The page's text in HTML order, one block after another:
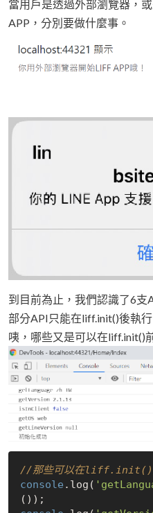
當用戶是透過外部瀏覽器，
APP，分別要做什麼事。
到目前為止，我們認識了6支
部分API只能在liff.init()後執行
咦，哪些又是可以在liff.init()
//那些可以在liff.init()
console .log(